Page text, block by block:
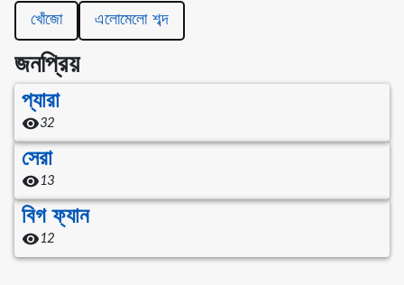
খোঁজো এলোমেলো শব্দ
জনপ্রিয়
প্যারা
32
সেরা
13
বিগ ফ্যান
12